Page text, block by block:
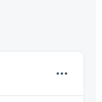
Index
Index